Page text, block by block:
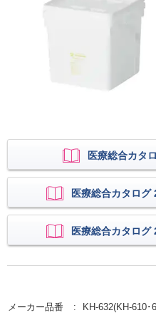
医療総合カタ
医療総合カタログ
医療総合カタログ
メーカー品番
KH-632(KH-610･